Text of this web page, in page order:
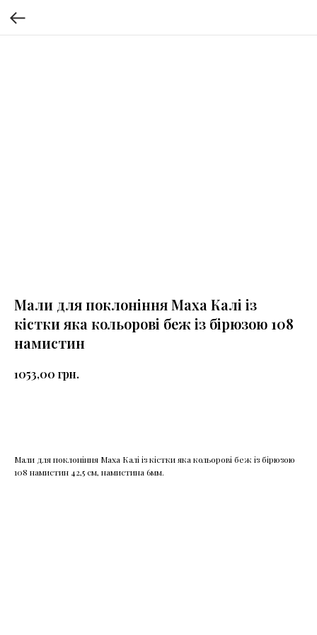
Мали для поклоніння Маха Калі із
кістки яка кольорові беж із бірюзою 108
намистин
1053,00 грн.
Мали для поклоніння Маха Калі із кістки яка кольорові беж із бірюзою
108 намистин 42,5 см, намистина 6мм.